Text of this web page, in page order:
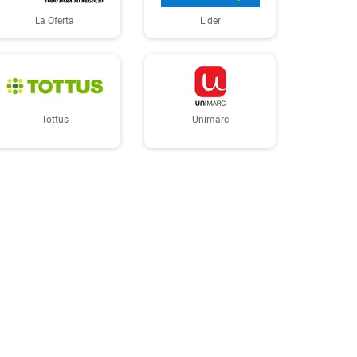
La Oferta Lider
Tottus Unimarc